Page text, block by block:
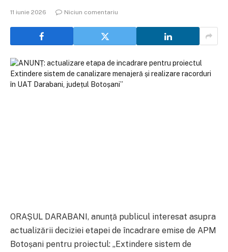
11 iunie 2026 Niciun comentariu
ORAȘUL DARABANI, anunță publicul interesat asupra
actualizării deciziei etapei de încadrare emise de APM
Botoșani pentru proiectul: „Extindere sistem de